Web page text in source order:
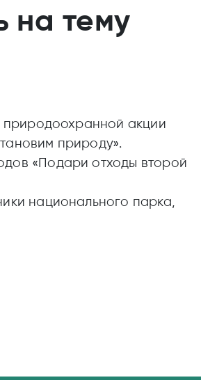
на тему
природоохранной акции
природу».
«Подари отходы второй
национального парка,